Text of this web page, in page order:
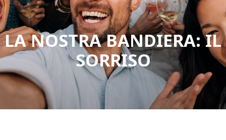
LA NOSTRA BANDIERA: IL
SORRISO